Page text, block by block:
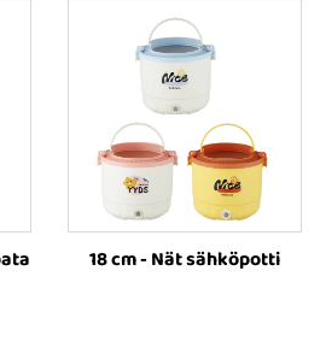
18 cm - Nät sähköpotti